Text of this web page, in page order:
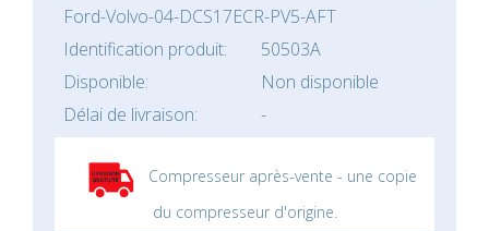
Ford-Volvo-04-DCS17ECR-PV5-AFT
Identification produit:
50503A
Disponible:
Non disponible
Délai de livraison:
-
Compresseur après-vente - une copie
du compresseur d'origine.